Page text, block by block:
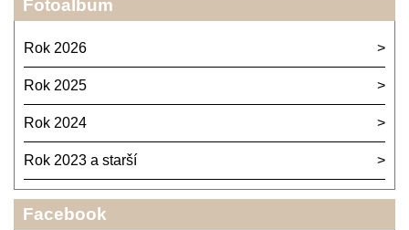
Fotoalbum
Rok 2026
Rok 2025
Rok 2024
Rok 2023 a starší
Facebook